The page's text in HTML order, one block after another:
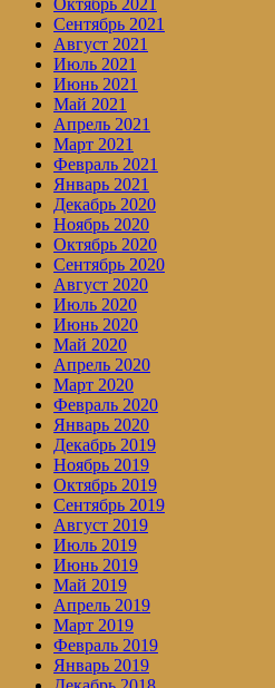
Октябрь 2021
Сентябрь 2021
Август 2021
Июль 2021
Июнь 2021
Май 2021
Апрель 2021
Март 2021
Февраль 2021
Январь 2021
Декабрь 2020
Ноябрь 2020
Октябрь 2020
Сентябрь 2020
Август 2020
Июль 2020
Июнь 2020
Май 2020
Апрель 2020
Март 2020
Февраль 2020
Январь 2020
Декабрь 2019
Ноябрь 2019
Октябрь 2019
Сентябрь 2019
Август 2019
Июль 2019
Июнь 2019
Май 2019
Апрель 2019
Март 2019
Февраль 2019
Январь 2019